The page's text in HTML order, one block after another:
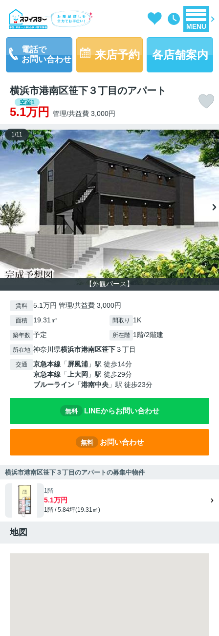
MENU
電話で
お問い合わせ
来店予約 各店舗案内
横浜市港南区笹下３丁目のアパート
空室1
5.1万円 管理/共益費 3,000円
【外観パース】
1/11
賃料 5.1万円 管理/共益費 3,000円
面積 19.31㎡ 間取り 1K
築年数 予定 所在階 1階/2階建
所在地 神奈川県横浜市港南区笹下３丁目
交通 京急本線 「屏風浦 」駅 徒歩14分
京急本線 「 上大岡 」駅 徒歩29分
ブルーライン 「港南中央 」駅 徒歩23分
無料 LINEからお問い合わせ
無料 お問い合わせ
横浜市港南区笹下３丁目のアパートの募集中物件
1階
5.1万円
1階 / 5.84坪(19.31㎡)
地図